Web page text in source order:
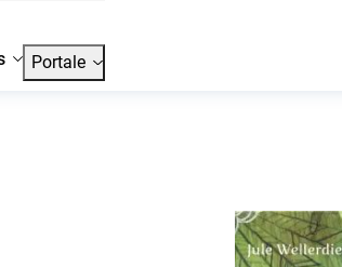
Portale